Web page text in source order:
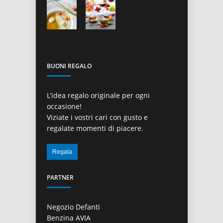
BUONI REGALO
L’idea regalo originale per ogni
occasione!
Viziate i vostri cari con gusto e
regalate momenti di piacere.
PARTNER
Negozio Defanti
Benzina AVIA